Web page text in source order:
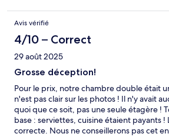
tout dans un quartier calme parfait pour
de grosses journées.
Avis vérifié
4/10 – Correct
29 août 2025
Grosse déception!
Pour le prix, notre chambre double était
n'est pas clair sur les photos ! Il n'y avait
quoi que ce soit, pas une seule étagère !
base : serviettes, cuisine étaient payants !
correcte. Nous ne conseillerons pas cet